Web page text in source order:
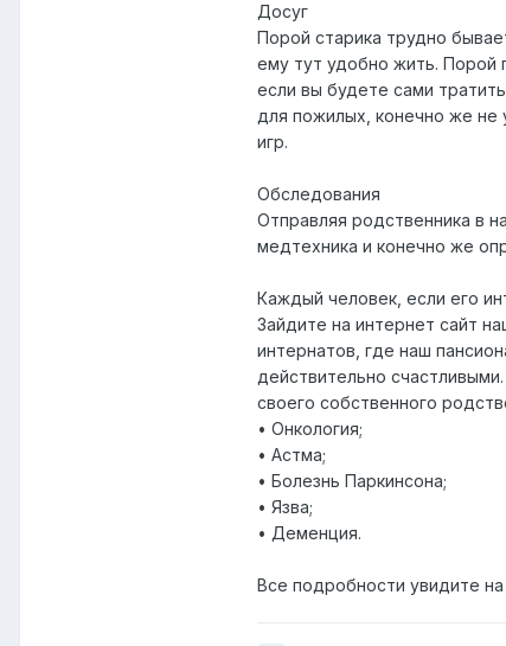
Досуг
Порой старика трудно
ему тут удобно жить. Порой
если вы будете сами
для пожилых, конечно же не
игр.
Обследования
Отправляя родственника в
медтехника и конечно же
Каждый человек, если его
Зайдите на интернет сайт
интернатов, где наш
действительно
своего собственного
• Онкология;
• Астма;
• Болезнь Паркинсона;
• Язва;
• Деменция.
Все подробности увидите на